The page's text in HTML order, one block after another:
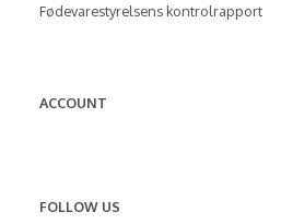
Fødevarestyrelsens kontrolrapport
ACCOUNT
FOLLOW US